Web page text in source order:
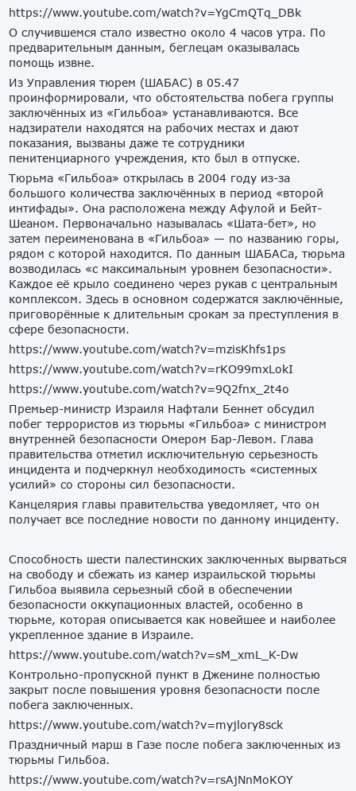
https://www.youtube.com/watch?v=YgCmQTq_DBk
О случившемся стало известно около 4 часов утра. По
предварительным данным, беглецам оказывалась
помощь извне.
Из Управления тюрем (ШАБАС) в 05.47
проинформировали, что обстоятельства побега группы
заключëнных из «Гильбоа» устанавливаются. Все
надзиратели находятся на рабочих местах и дают
показания, вызваны даже те сотрудники
пенитенциарного учреждения, кто был в отпуске.
Тюрьма «Гильбоа» открылась в 2004 году из-за
большого количества заключëнных в период «второй
интифады». Она расположена между Афулой и Бейт-
Шеаном. Первоначально называлась «Шата-бет», но
затем переименована в «Гильбоа» — по названию горы,
рядом с которой находится. По данным ШАБАСа, тюрьма
возводилась «с максимальным уровнем безопасности».
Каждое еë крыло соединено через рукав с центральным
комплексом. Здесь в основном содержатся заключëнные,
приговорëнные к длительным срокам за преступления в
сфере безопасности.
https://www.youtube.com/watch?v=mzisKhfs1ps
https://www.youtube.com/watch?v=rKO99mxLokI
https://www.youtube.com/watch?v=9Q2fnx_2t4o
Премьер-министр Израиля Нафтали Беннет обсудил
побег террористов из тюрьмы «Гильбоа» с министром
внутренней безопасности Омером Бар-Левом. Глава
правительства отметил исключительную серьезность
инцидента и подчеркнул необходимость «системных
усилий» со стороны сил безопасности.
Канцелярия главы правительства уведомляет, что он
получает все последние новости по данному инциденту.
Способность шести палестинских заключенных вырваться
на свободу и сбежать из камер израильской тюрьмы
Гильбоа выявила серьезный сбой в обеспечении
безопасности оккупационных властей, особенно в
тюрьме, которая описывается как новейшее и наиболее
укрепленное здание в Израиле.
https://www.youtube.com/watch?v=sM_xmL_K-Dw
Контрольно-пропускной пункт в Дженине полностью
закрыт после повышения уровня безопасности после
побега заключенных.
https://www.youtube.com/watch?v=myjlory8sck
Праздничный марш в Газе после побега заключенных из
тюрьмы Гильбоа.
https://www.youtube.com/watch?v=rsAjNnMoKOY